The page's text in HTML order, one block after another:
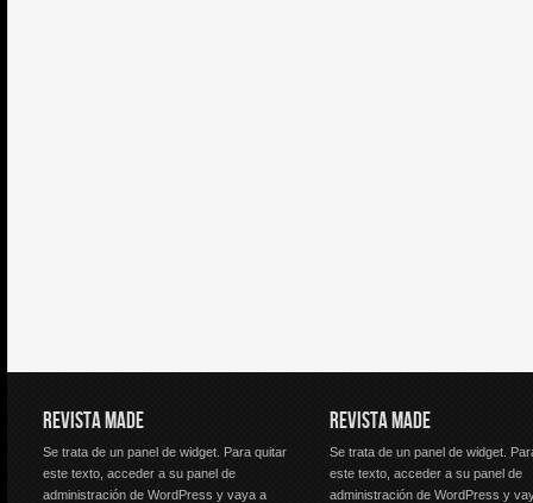
REVISTA MADE
Se trata de un panel de widget. Para quitar
este texto, acceder a su panel de
administración de WordPress y vaya a
REVISTA MADE
Se trata de un panel de widget.
este texto, acceder a su panel de
administración de WordPress y